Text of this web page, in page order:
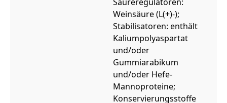
Weinsäure (L(+)-);
Stabilisatoren: enthält
Kaliumpolyaspartat
und/oder
Gummiarabikum
und/oder Hefe-
Mannoproteine;
Konservierungsstoffe